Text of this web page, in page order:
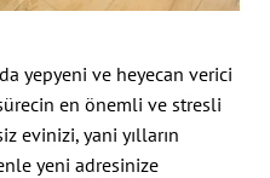
yepyeni ve heyecan verici
en önemli ve stresli
evinizi, yani yılların
yeni adresinize